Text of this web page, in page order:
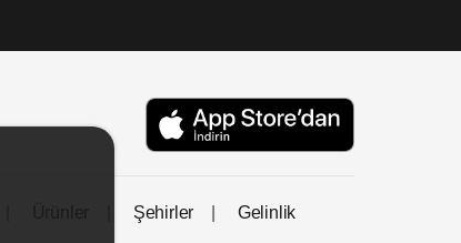
Şehirler Gelinlik